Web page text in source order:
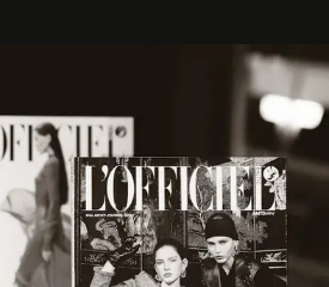
commerce, and culture
precision.